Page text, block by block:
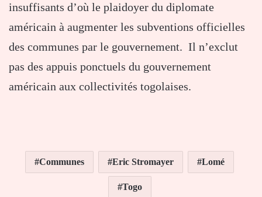
insuffisants d’où le plaidoyer du diplomate
américain à augmenter les subventions officielles
des communes par le gouvernement. Il n’exclut
pas des appuis ponctuels du gouvernement
américain aux collectivités togolaises.
Communes Eric Stromayer Lomé
Togo